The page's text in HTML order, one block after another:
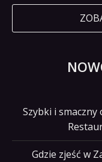
Szybki i
Gdzie zjeść w